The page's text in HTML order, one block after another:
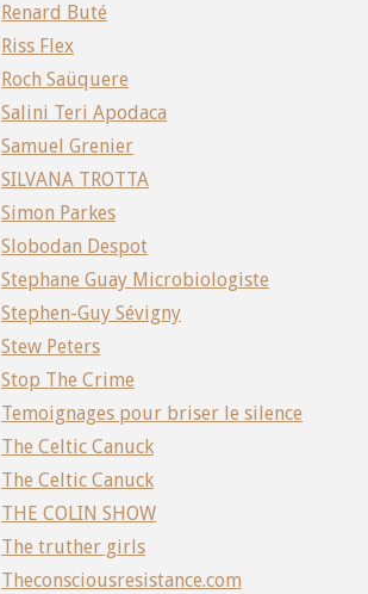
Renard Buté
Riss Flex
Roch Saüquere
Salini Teri Apodaca
Samuel Grenier
SILVANA TROTTA
Simon Parkes
Slobodan Despot
Stephane Guay Microbiologiste
Stephen-Guy Sévigny
Stew Peters
Stop The Crime
Temoignages pour briser le silence
The Celtic Canuck
The Celtic Canuck
THE COLIN SHOW
The truther girls
Theconsciousresistance.com